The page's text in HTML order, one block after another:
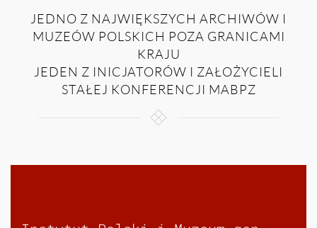
JEDNO Z NAJWIĘKSZYCH ARCHIWÓW I
MUZEÓW POLSKICH POZA GRANICAMI
KRAJU
JEDEN Z INICJATORÓW I ZAŁOŻYCIELI
STAŁEJ KONFERENCJI MABPZ